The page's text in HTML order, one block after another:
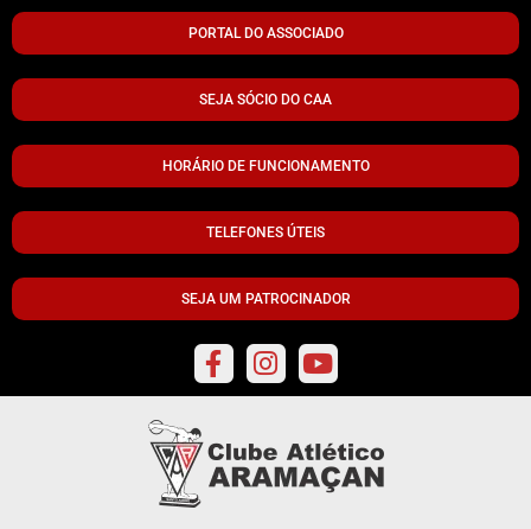
PORTAL DO ASSOCIADO
SEJA SÓCIO DO CAA
HORÁRIO DE FUNCIONAMENTO
TELEFONES ÚTEIS
SEJA UM PATROCINADOR